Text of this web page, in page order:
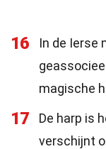
16
In de Ierse
magische
17
De harp is
verschijnt